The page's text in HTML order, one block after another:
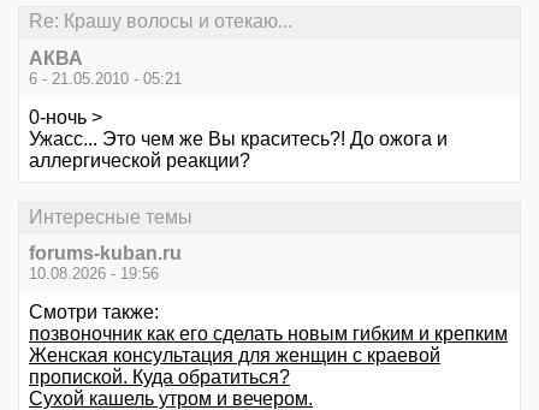
Re: Крашу волосы и отекаю...
АКВА
6 - 21.05.2010 - 05:21
0-ночь >
Ужасс... Это чем же Вы краситесь?! До ожога и
аллергической реакции?
Интересные темы
forums-kuban.ru
10.08.2026 - 19:56
Смотри также:
позвоночник как его сделать новым гибким и крепким
Женская консультация для женщин с краевой
пропиской. Куда обратиться?
Сухой кашель утром и вечером.